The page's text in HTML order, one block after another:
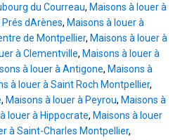
du Courreau, Maisons à louer à
Prés dArènes, Maisons à louer à
de Montpellier, Maisons à louer à
à Clementville, Maisons à louer à
à louer à Antigone, Maisons à
à louer à Saint Roch Montpellier,
, Maisons à louer à Peyrou, Maisons à
louer à Hippocrate, Maisons à louer
à Saint-Charles Montpellier,